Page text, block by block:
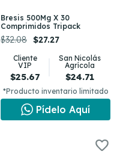
Bresis 500Mg X 30
Comprimidos Tripack
$32.08 $27.27
Cliente
VIP
$25.67
San Nicolás
Agrícola
$24.71
*Producto inventario limitado
Pídelo Aquí